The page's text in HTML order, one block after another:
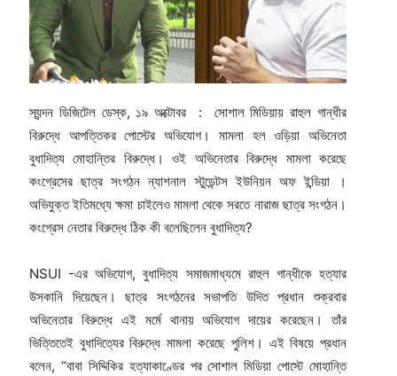
স্যন্দন ডিজিটেল ডেস্ক, ১৯ অক্টোবর : সোশাল মিডিয়ায় রাহুল গান্ধীর
বিরুদ্ধে আপত্তিকর পোস্টের অভিযোগ। মামলা হল ওড়িয়া অভিনেতা
বুধাদিত্য মোহান্তির বিরুদ্ধে। ওই অভিনেতার বিরুদ্ধে মামলা করেছে
কংগ্রেসের ছাত্র সংগঠন ন্যাশনাল স্টুডেন্টস ইউনিয়ন অফ ইন্ডিয়া ।
অভিযুক্ত ইতিমধ্যে ক্ষমা চাইলেও মামলা থেকে সরতে নারাজ ছাত্র সংগঠন।
কংগ্রেস নেতার বিরুদ্ধে ঠিক কী বলেছিলেন বুধাদিত্য?
NSUI -এর অভিযোগ, বুধাদিত্য সমাজমাধ্যমে রাহুল গান্ধীকে হত্যার
উসকানি দিয়েছেন। ছাত্র সংগঠনের সভাপতি উদিত প্রধান শুক্রবার
অভিনেতার বিরুদ্ধে এই মর্মে থানায় অভিযোগ দায়ের করেছেন। তাঁর
ভিত্তিতেই বুধাদিত্যের বিরুদ্ধে মামলা করেছে পুলিশ। এই বিষয়ে প্রধান
বলেন, “বাবা সিদ্দিকির হত্যাকাণ্ডের পর সোশাল মিডিয়া পোস্টে মোহান্তি